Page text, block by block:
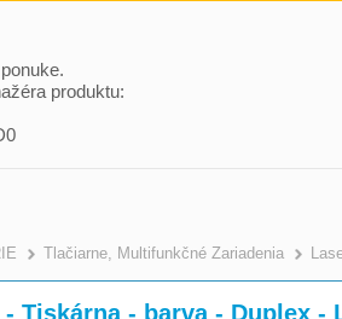
produktu:
Tlačiarne, Multifunkčné Zariadenia
- Tiskárna - barva - Duplex -